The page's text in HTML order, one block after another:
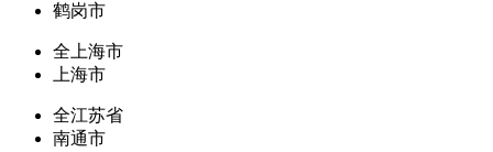
鹤岗市
全上海市
上海市
全江苏省
南通市